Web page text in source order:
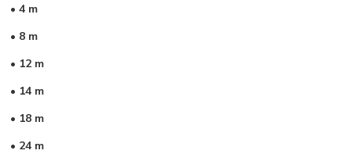
• 4 m
• 8 m
• 12 m
• 14 m
• 18 m
• 24 m